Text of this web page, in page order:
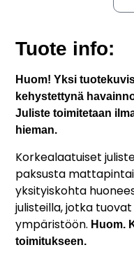
Tuote info:
Huom! Yksi
kehystettynä
Juliste toimitetaan
hieman.
Korkealaatuiset
paksusta
yksityiskohta
julisteilla, jotka
ympäristöön. Huom.
toimitukseen.